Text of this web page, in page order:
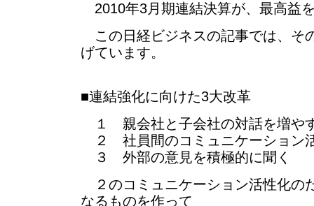
2010年3月期連結決算が、最高益
この日経ビジネスの記事では、そ
げています。
■連結強化に向けた3大改革
１ 親会社と子会社の対話を増や
２ 社員間のコミュニケーション
３ 外部の意見を積極的に聞く
２のコミュニケーション活性化の
なるものを作って